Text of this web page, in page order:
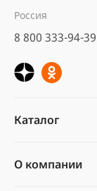
Россия
8 800 333-94-39
Каталог
О компании